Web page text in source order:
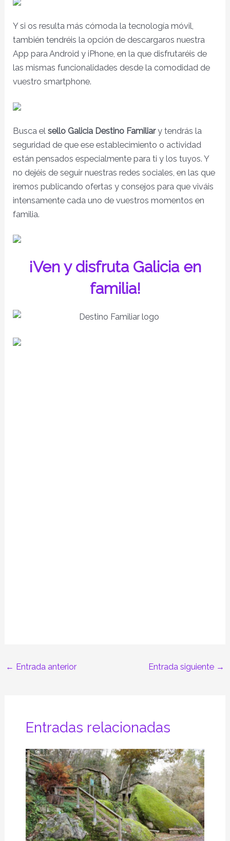
Y si os resulta más cómoda la tecnología móvil,
también tendréis la opción de descargaros nuestra
App para Android y iPhone, en la que disfrutaréis de
las mismas funcionalidades desde la comodidad de
vuestro smartphone.
Busca elsello Galicia Destino Familiary tendrás la
seguridad de que ese establecimiento o actividad
están pensados especialmente para ti y los tuyos. Y
no dejéis de seguir nuestras redes sociales, en las que
iremos publicando ofertas y consejos para que viváis
intensamente cada uno de vuestros momentos en
familia.
¡Ven y disfruta Galicia en
familia!
← Entrada anterior Entrada siguiente →
Entradas relacionadas